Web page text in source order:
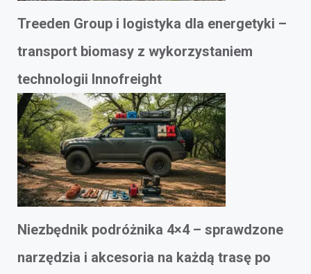
Treeden Group i logistyka dla energetyki –
transport biomasy z wykorzystaniem
technologii Innofreight
Niezbędnik podróżnika 4×4 – sprawdzone
narzędzia i akcesoria na każdą trasę po